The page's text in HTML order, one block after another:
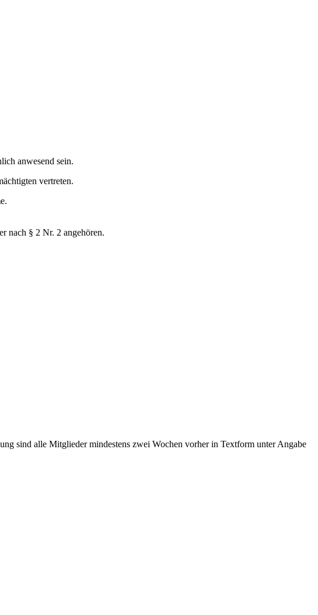
anwesend sein.
vertreten.
nach § 2 Nr. 2 angehören.
sind alle Mitglieder mindestens zwei Wochen vorher in Textform unter Angabe